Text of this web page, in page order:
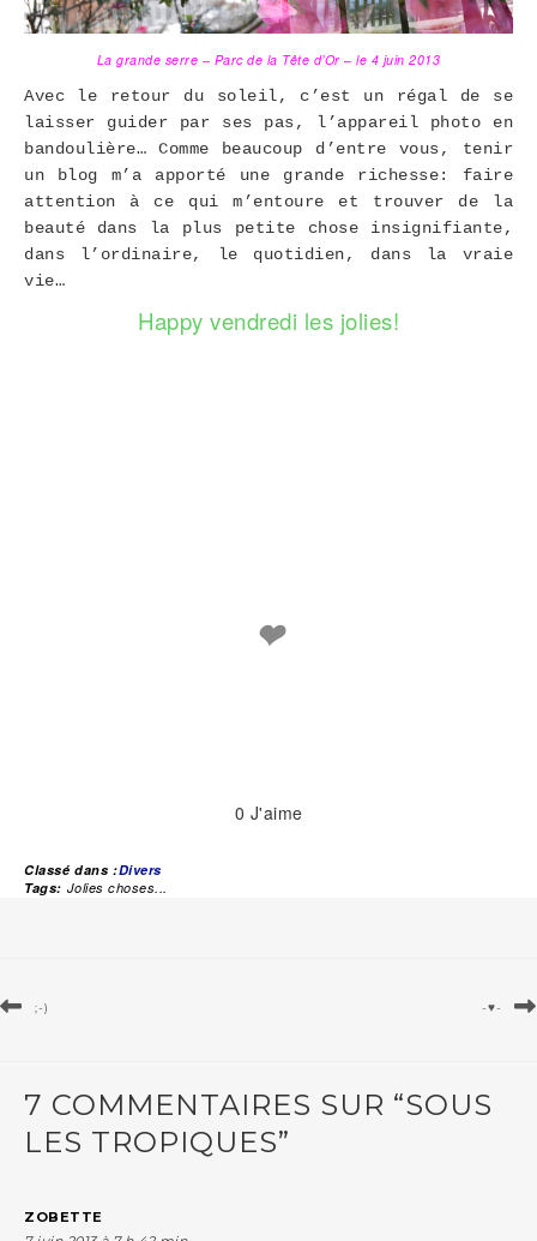
La grande serre – Parc de la Tête d’Or – le 4 juin 2013
Avec le retour du soleil, c’est un régal de se
laisser guider par ses pas, l’appareil photo en
bandoulière… Comme beaucoup d’entre vous, tenir
un blog m’a apporté une grande richesse: faire
attention à ce qui m’entoure et trouver de la
beauté dans la plus petite chose insignifiante,
dans l’ordinaire, le quotidien, dans la vraie
vie…
Happy vendredi les jolies!
❤
0 J'aime
Classé dans :Divers
Tags: Jolies choses...
;-) -♥-
7 COMMENTAIRES SUR “SOUS
LES TROPIQUES”
ZOBETTE